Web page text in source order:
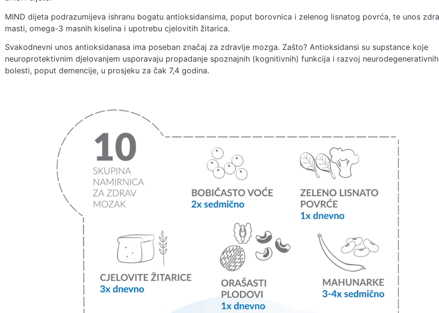
MIND dijeta podrazumijeva ishranu bogatu antioksidansima, poput borovnica i zelenog lisnatog povrća, te unos
masti, omega-3 masnih kiselina i upotrebu cjelovitih žitarica.
Svakodnevni unos antioksidanasa ima poseban značaj za zdravlje mozga. Zašto? Antioksidansi su supstance koje
neuroprotektivnim djelovanjem usporavaju propadanje spoznajnih (kognitivnih) funkcija i razvoj neurodegenerativnih
bolesti, poput demencije, u prosjeku za čak 7,4 godina.